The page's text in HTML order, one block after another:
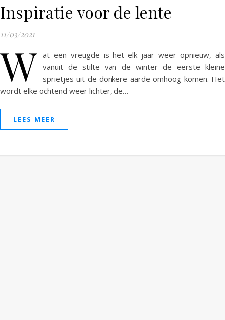
Inspiratie voor de lente
11/03/2021
W at een vreugde is het elk jaar weer opnieuw, als
vanuit de stilte van de winter de eerste kleine
sprietjes uit de donkere aarde omhoog komen. Het
wordt elke ochtend weer lichter, de…
LEES MEER